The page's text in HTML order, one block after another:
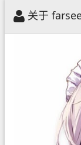
关于